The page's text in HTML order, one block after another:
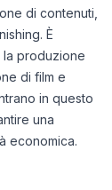
di contenuti,
È
produzione
di film e
in questo
una
economica.